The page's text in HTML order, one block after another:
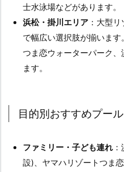
士水泳場などがあります。
浜松・掛川エリア ：大型
で幅広い選択肢が揃いま
つま恋ウォーターパーク、
ます。
目的別おすすめプール
ファミリー・子ども連れ
設)、ヤマハリゾートつま